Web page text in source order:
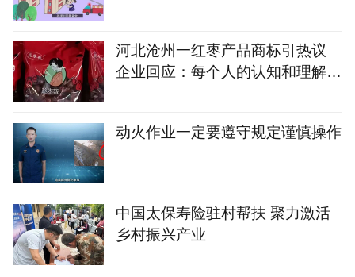
河北沧州一红枣产品商标引热议
企业回应：每个人的认知和理解不
动火作业一定要遵守规定谨慎操作
中国太保寿险驻村帮扶 聚力激活
乡村振兴产业